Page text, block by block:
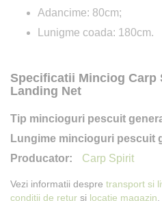
Adancime: 80cm;
Lunigme coada: 180cm.
Specificatii Minciog Carp
Landing Net
Carp Spirit
Vezi informatii despre transport si
conditii de retur si locatie magazin